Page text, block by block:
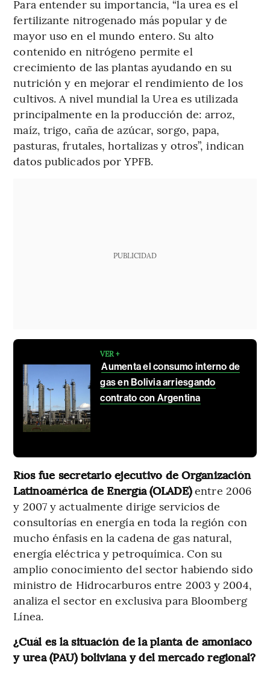
Para entender su importancia, “la urea es el
fertilizante nitrogenado más popular y de
mayor uso en el mundo entero. Su alto
contenido en nitrógeno permite el
crecimiento de las plantas ayudando en su
nutrición y en mejorar el rendimiento de los
cultivos. A nivel mundial la Urea es utilizada
principalmente en la producción de: arroz,
maíz, trigo, caña de azúcar, sorgo, papa,
pasturas, frutales, hortalizas y otros”, indican
datos publicados por YPFB.
PUBLICIDAD
VER +
Aumenta el consumo interno de
gas en Bolivia arriesgando
contrato con Argentina
Ríos fue secretario ejecutivo de Organización
Latinoamérica de Energía (OLADE)entre 2006
y 2007 y actualmente dirige servicios de
consultorías en energía en toda la región con
mucho énfasis en la cadena de gas natural,
energía eléctrica y petroquímica. Con su
amplio conocimiento del sector habiendo sido
ministro de Hidrocarburos entre 2003 y 2004,
analiza el sector en exclusiva para Bloomberg
Línea.
¿Cuál es la situación de la planta de amoniaco
y urea (PAU) boliviana y del mercado regional?